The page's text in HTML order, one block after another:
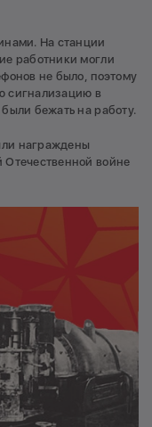
На станции
работники могли
не было, поэтому
сигнализацию в
бежать на работу.
награждены
войне